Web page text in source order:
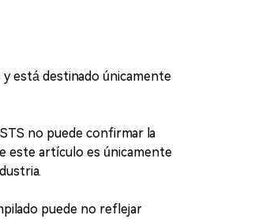
está destinado únicamente
no puede confirmar la
este artículo es únicamente
puede no reflejar